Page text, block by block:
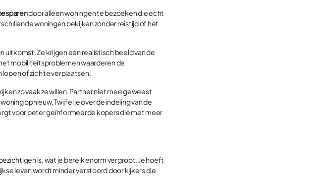
door alleen woningen te bezoeken die echt
woningen bekijken zonder reistijd of het
uitkomst. Ze krijgen een realistisch beeld van de
mobiliteitsproblemen waarderen de
of zich te verplaatsen.
zo vaak ze willen. Partner niet mee geweest
opnieuw. Twijfel je over de indeling van de
voor beter geïnformeerde kopers die met meer
is, wat je bereik enorm vergroot. Je hoeft
leven wordt minder verstoord door kijkers die